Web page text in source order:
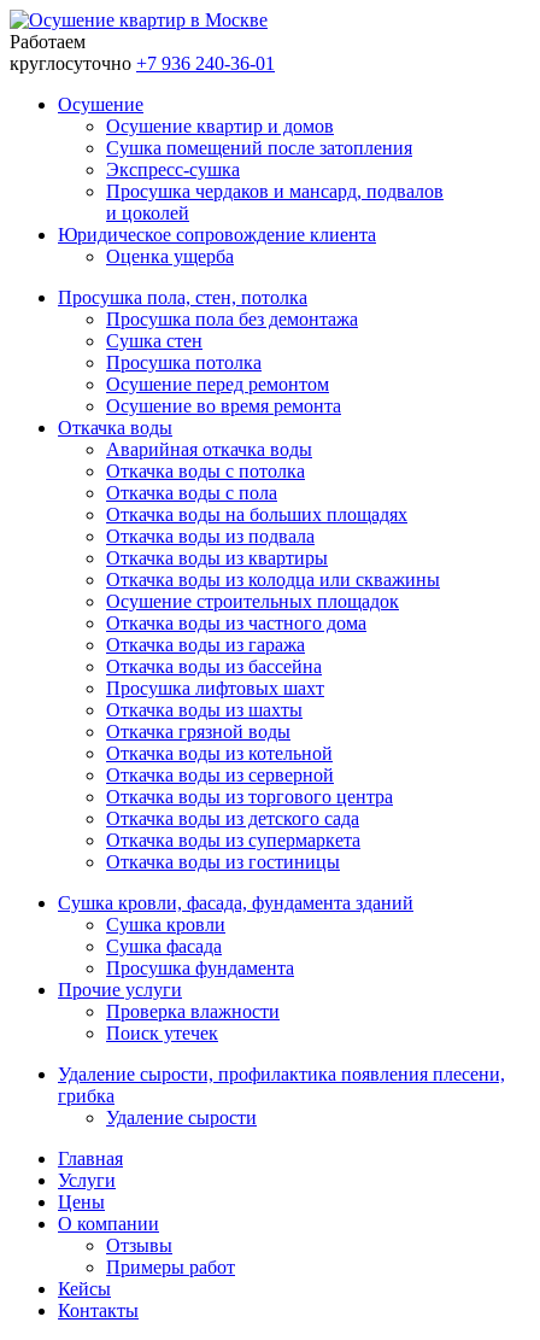
Работаем
круглосуточно +7 936 240-36-01
Осушение
Осушение квартир и домов
Сушка помещений после затопления
Экспресс-cушка
Просушка чердаков и мансард, подвалов
и цоколей
Юридическое сопровождение клиента
Оценка ущерба
Просушка пола, стен, потолка
Просушка пола без демонтажа
Сушка стен
Просушка потолка
Осушение перед ремонтом
Осушение во время ремонта
Откачка воды
Аварийная откачка воды
Откачка воды с потолка
Откачка воды с пола
Откачка воды на больших площадях
Откачка воды из подвала
Откачка воды из квартиры
Откачка воды из колодца или скважины
Осушение строительных площадок
Откачка воды из частного дома
Откачка воды из гаража
Откачка воды из бассейна
Просушка лифтовых шахт
Откачка воды из шахты
Откачка грязной воды
Откачка воды из котельной
Откачка воды из серверной
Откачка воды из торгового центра
Откачка воды из детского сада
Откачка воды из супермаркета
Откачка воды из гостиницы
Сушка кровли, фасада, фундамента зданий
Сушка кровли
Сушка фасада
Просушка фундамента
Прочие услуги
Проверка влажности
Поиск утечек
Удаление сырости, профилактика появления плесени,
грибка
Удаление сырости
Главная
Услуги
Цены
О компании
Отзывы
Примеры работ
Кейсы
Контакты